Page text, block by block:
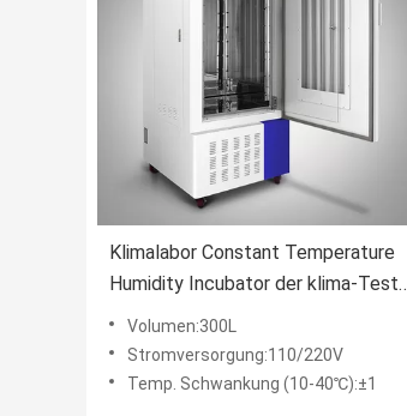
Klimalabor Constant Temperature
Humidity Incubator der klima-Test-
Kammer-300L
Volumen:300L
Stromversorgung:110/220V
Temp. Schwankung (10-40℃):±1